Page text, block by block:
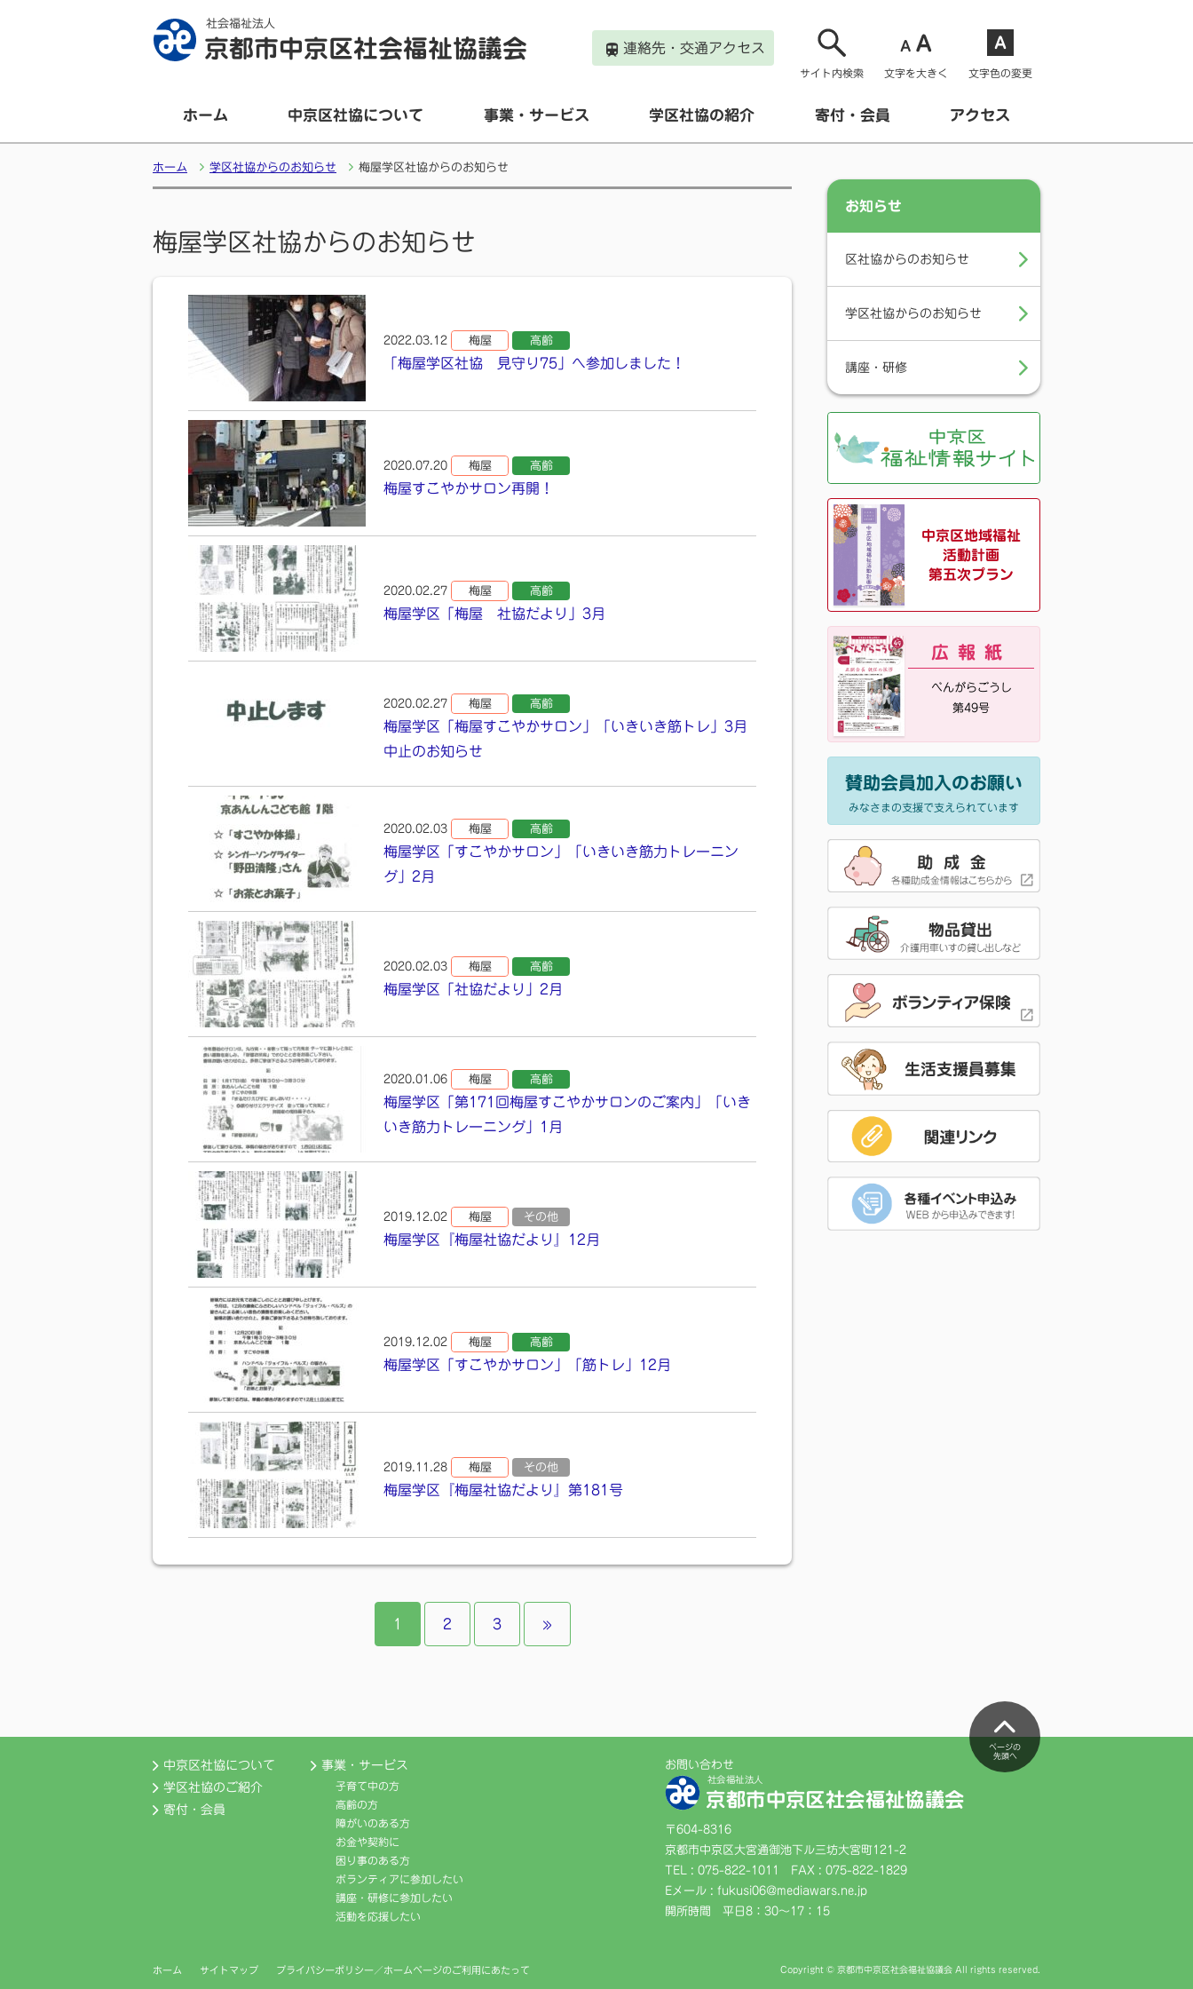
社会福祉法人
京都市中京区社会福祉協議会 連絡先・交通アクセス
サイト内検索 文字を大きく 文字色の変更
ホーム 中京区社協について 事業・サービス 学区社協の紹介 寄付・会員 アクセス
ホーム 学区社協からのお知らせ 梅屋学区社協からのお知らせ
梅屋学区社協からのお知らせ
2022.03.12 梅屋 高齢
「梅屋学区社協 見守り75」へ参加しました！
2020.07.20 梅屋 高齢
梅屋すこやかサロン再開！
2020.02.27 梅屋 高齢
梅屋学区「梅屋 社協だより」3月
2020.02.27 梅屋 高齢
梅屋学区「梅屋すこやかサロン」「いきいき筋トレ」3月
中止のお知らせ
2020.02.03 梅屋 高齢
梅屋学区「すこやかサロン」「いきいき筋力トレーニン
グ」2月
2020.02.03 梅屋 高齢
梅屋学区「社協だより」2月
2020.01.06 梅屋 高齢
梅屋学区「第171回梅屋すこやかサロンのご案内」「いき
いき筋力トレーニング」1月
2019.12.02 梅屋 その他
梅屋学区『梅屋社協だより』12月
2019.12.02 梅屋 高齢
梅屋学区「すこやかサロン」「筋トレ」12月
2019.11.28 梅屋 その他
梅屋学区『梅屋社協だより』第181号
1 2 3 »
お知らせ
区社協からのお知らせ
学区社協からのお知らせ
講座・研修
中京区地域福祉
活動計画
第五次プラン
広報紙
べんがらごうし
第49号
賛助会員加入のお願い
みなさまの支援で支えられています
ページの
先頭へ
中京区社協について
学区社協のご紹介
寄付・会員
事業・サービス
子育て中の方
高齢の方
障がいのある方
お金や契約に
困り事のある方
ボランティアに参加したい
講座・研修に参加したい
活動を応援したい
お問い合わせ
社会福祉法人
京都市中京区社会福祉協議会
〒604-8316
京都市中京区大宮通御池下ル三坊大宮町121-2
TEL : 075-822-1011
FAX : 075-822-1829
Eメール : fukusi06@mediawars.ne.jp
開所時間 平日8：30〜17：15
ホーム サイトマップ プライバシーポリシー／ホームページのご利用にあたって Copyright © 京都市中京区社会福祉協議会 All rights reserved.